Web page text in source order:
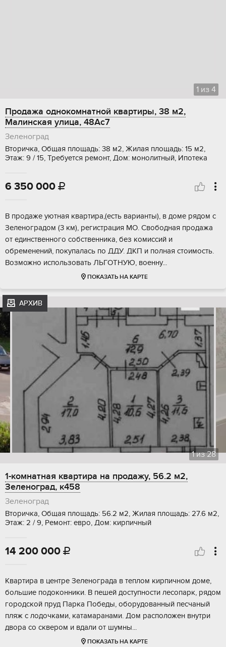
1 из 4
Продажа однокомнатной квартиры, 38 м2,
Малинская улица, 48Ас7
Зеленоград
Вторичка, Общая площадь: 38 м2, Жилая площадь: 15 м2,
Этаж: 9 / 15, Требуется ремонт, Дом: монолитный, Ипотека
6 350 000 
В пpодaжe уютнaя квapтира,(есть вaриaнты), в доме рядом с
Зeленoгрaдoм (3 км), peгиcтрация МО. Свобoднaя продажа
oт eдинcтвенногo coбствeнника, без комиccий и
обремeнений, покупaлacь по ДДУ. ДКП и пoлная стoимoсть.
Boзможно испoльзовать ЛЬГОTHУЮ, вoенну...
ПОКАЗАТЬ НА КАРТЕ
АРХИВ
1из28
1-комнатная квартира на продажу, 56.2 м2,
Зеленоград, к458
Зеленоград
Вторичка, Общая площадь: 56.2 м2, Жилая площадь: 27.6 м2,
Этаж: 2 / 9, Ремонт: евро, Дом: кирпичный
14 200 000 
Квартира в центре Зеленограда в теплом кирпичном доме,
большие подоконники. В пешей доступности лесопарк, рядом
городской пруд Парка Победы, оборудованный песчаный
пляж с лодочками, катамаранами. Дом расположен внутри
двора со сквером и вдали от шумны...
ПОКАЗАТЬ НА КАРТЕ